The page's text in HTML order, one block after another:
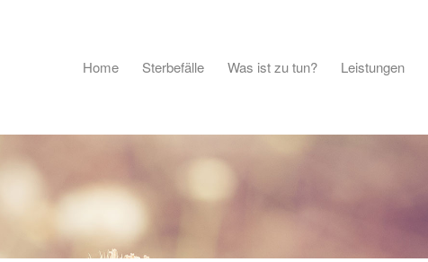
Home Sterbefälle Was ist zu tun? Leistungen